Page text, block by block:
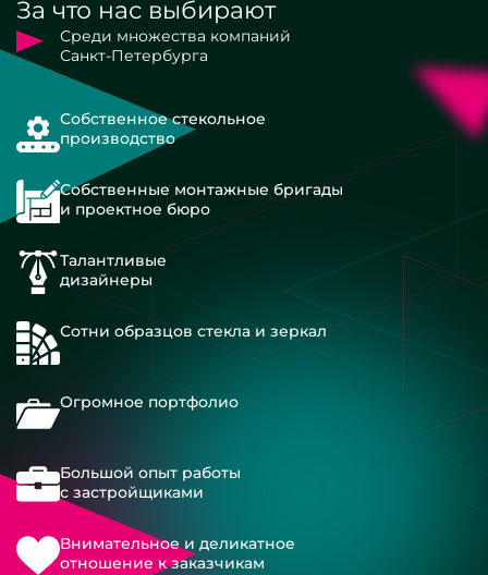
За что нас выбирают
Среди множества компаний
Санкт-Петербурга
Собственное стекольное
производство
Собственные монтажные бригады
и проектное бюро
Талантливые
дизайнеры
Сотни образцов стекла и зеркал
Огромное портфолио
Большой опыт работы
с застройщиками
Внимательное и деликатное
отношение к заказчикам